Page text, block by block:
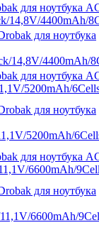
для ноутбука
14,8V/4400mAh/
для ноутбука
5200mAh/
для ноутбука
6600mAh/